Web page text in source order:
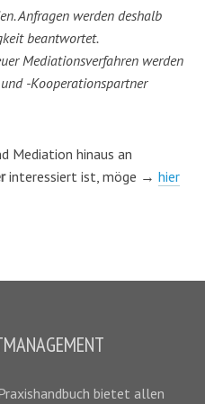
Anfragen werden deshalb
beantwortet.
Mediationsverfahren werden
-Kooperationspartner
Mediation hinaus an
interessiert ist, möge → hier
bietet allen